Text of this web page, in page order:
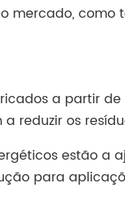
mercado,
a partir
reduzir os
estão a
para